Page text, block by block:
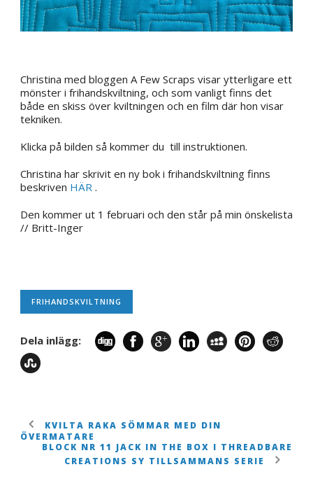
Christina med bloggen A Few Scraps visar ytterligare ett
mönster i frihandskviltning, och som vanligt finns det
både en skiss över kviltningen och en film där hon visar
tekniken.
Klicka på bilden så kommer du till instruktionen.
Christina har skrivit en ny bok i frihandskviltning finns
beskriven HÄR .
Den kommer ut 1 februari och den står på min önskelista
// Britt-Inger
FRIHANDSKVILTNING
Dela inlägg:
KVILTA RAKA SÖMMAR MED DIN
ÖVERMATARE
BLOCK NR 11 JACK IN THE BOX I THREADBARE
CREATIONS SY TILLSAMMANS SERIE